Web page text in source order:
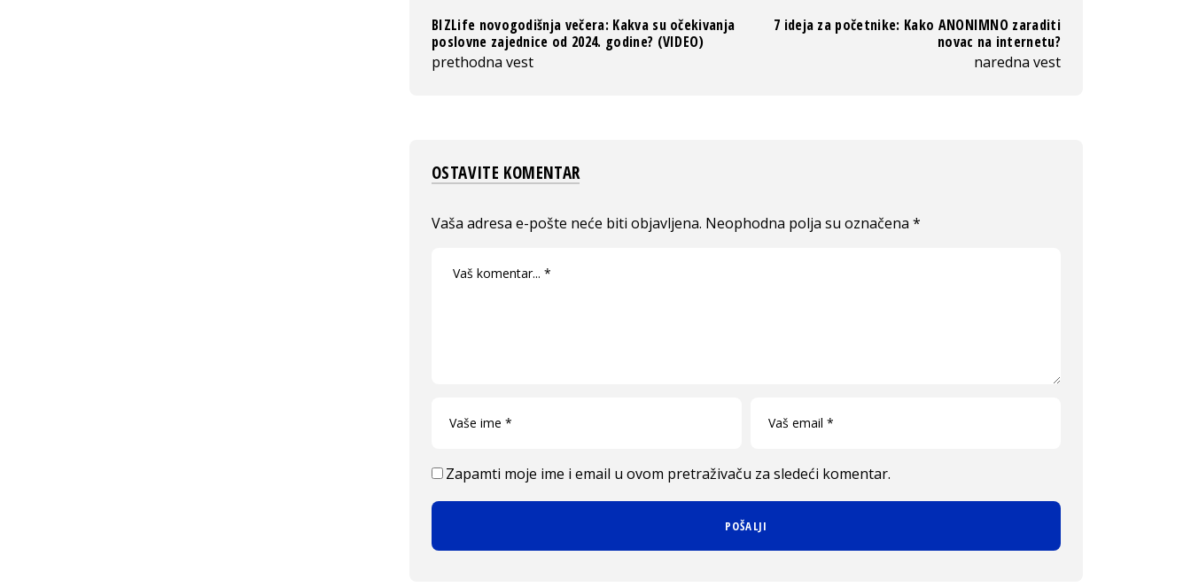
BIZLife novogodišnja večera: Kakva su očekivanja
poslovne zajednice od 2024. godine? (VIDEO)
prethodna vest
7 ideja za početnike: Kako ANONIMNO zaraditi
novac na internetu?
naredna vest
OSTAVITE KOMENTAR
Vaša adresa e-pošte neće biti objavljena. Neophodna polja su označena *
Zapamti moje ime i email u ovom pretraživaču za sledeći komentar.